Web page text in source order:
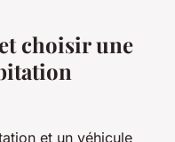
choisir une
et un véhicule